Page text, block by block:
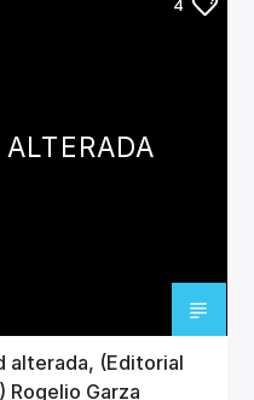
4
alterada, (Editorial
Rogelio Garza